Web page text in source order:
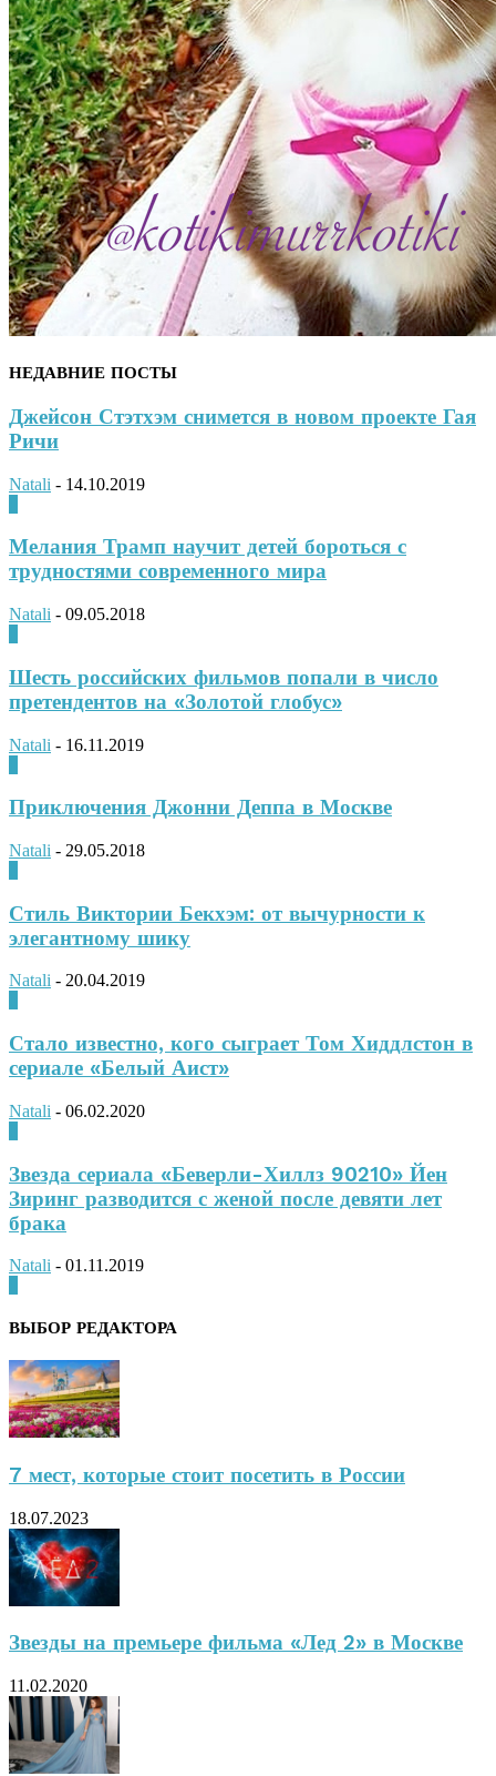
НЕДАВНИЕ ПОСТЫ
Джейсон Стэтхэм снимется в новом проекте Гая
Ричи
Natali - 14.10.2019
Мелания Трамп научит детей бороться с
трудностями современного мира
Natali - 09.05.2018
Шесть российских фильмов попали в число
претендентов на «Золотой глобус»
Natali - 16.11.2019
Приключения Джонни Деппа в Москве
Natali - 29.05.2018
Стиль Виктории Бекхэм: от вычурности к
элегантному шику
Natali - 20.04.2019
Стало известно, кого сыграет Том Хиддлстон в
сериале «Белый Аист»
Natali - 06.02.2020
Звезда сериала «Беверли-Хиллз 90210» Йен
Зиринг разводится с женой после девяти лет
брака
Natali - 01.11.2019
ВЫБОР РЕДАКТОРА
7 мест, которые стоит посетить в России
18.07.2023
Звезды на премьере фильма «Лед 2» в Москве
11.02.2020